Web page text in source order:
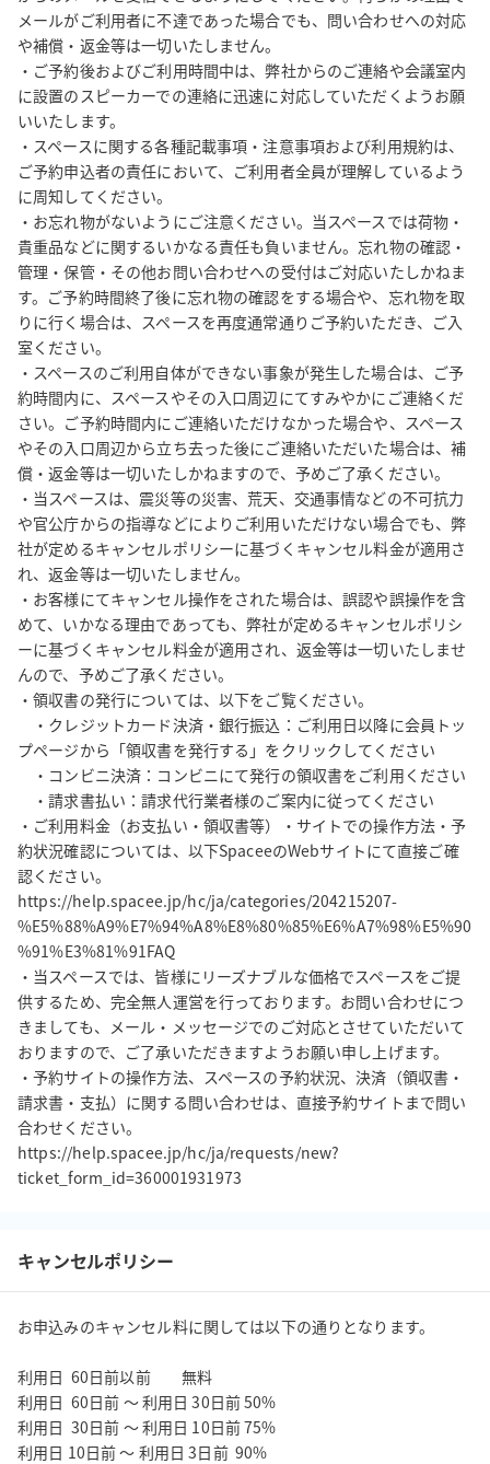
メールがご利用者に不達であった場合でも、問い合わせへの対応
や補償・返金等は一切いたしません。
・ご予約後およびご利用時間中は、弊社からのご連絡や会議室内
に設置のスピーカーでの連絡に迅速に対応していただくようお願
いいたします。
・スペースに関する各種記載事項・注意事項および利用規約は、
ご予約申込者の責任において、ご利用者全員が理解しているよう
に周知してください。
・お忘れ物がないようにご注意ください。当スペースでは荷物・
貴重品などに関するいかなる責任も負いません。忘れ物の確認・
管理・保管・その他お問い合わせへの受付はご対応いたしかねま
す。ご予約時間終了後に忘れ物の確認をする場合や、忘れ物を取
りに行く場合は、スペースを再度通常通りご予約いただき、ご入
室ください。
・スペースのご利用自体ができない事象が発生した場合は、ご予
約時間内に、スペースやその入口周辺にてすみやかにご連絡くだ
さい。ご予約時間内にご連絡いただけなかった場合や、スペース
やその入口周辺から立ち去った後にご連絡いただいた場合は、補
償・返金等は一切いたしかねますので、予めご了承ください。
・当スペースは、震災等の災害、荒天、交通事情などの不可抗力
や官公庁からの指導などによりご利用いただけない場合でも、弊
社が定めるキャンセルポリシーに基づくキャンセル料金が適用さ
れ、返金等は一切いたしません。
・お客様にてキャンセル操作をされた場合は、誤認や誤操作を含
めて、いかなる理由であっても、弊社が定めるキャンセルポリシ
ーに基づくキャンセル料金が適用され、返金等は一切いたしませ
んので、予めご了承ください。
・領収書の発行については、以下をご覧ください。
・クレジットカード決済・銀行振込：ご利用日以降に会員トッ
プページから「領収書を発行する」をクリックしてください
・コンビニ決済：コンビニにて発行の領収書をご利用ください
・請求書払い：請求代行業者様のご案内に従ってください
・ご利用料金（お支払い・領収書等）・サイトでの操作方法・予
約状況確認については、以下SpaceeのWebサイトにて直接ご確
認ください。
https://help.spacee.jp/hc/ja/categories/204215207-
%E5%88%A9%E7%94%A8%E8%80%85%E6%A7%98%E5%90
%91%E3%81%91FAQ
・当スペースでは、皆様にリーズナブルな価格でスペースをご提
供するため、完全無人運営を行っております。お問い合わせにつ
きましても、メール・メッセージでのご対応とさせていただいて
おりますので、ご了承いただきますようお願い申し上げます。
・予約サイトの操作方法、スペースの予約状況、決済（領収書・
請求書・支払）に関する問い合わせは、直接予約サイトまで問い
合わせください。
https://help.spacee.jp/hc/ja/requests/new?
ticket_form_id=360001931973
キャンセルポリシー
お申込みのキャンセル料に関しては以下の通りとなります。
利用日  60日前以前         無料
利用日  60日前 ～ 利用日 30日前 50%
利用日  30日前 ～ 利用日 10日前 75%
利用日 10日前 ～ 利用日 3日前  90%